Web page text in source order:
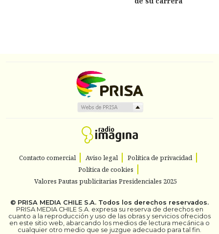
Contacto comercial Aviso legal
Política de privacidad
Política de cookies
Valores Pautas publicitarias Presidenciales 2025
© PRISA MEDIA CHILE S.A. Todos los derechos reservados.
PRISA MEDIA CHILE S.A. expresa su reserva de derechos en
cuanto a la reproducción y uso de las obras y servicios ofrecidos
en este sitio web, abarcando los medios de lectura mecánica o
cualquier otro medio que se juzgue adecuado para tal fin.